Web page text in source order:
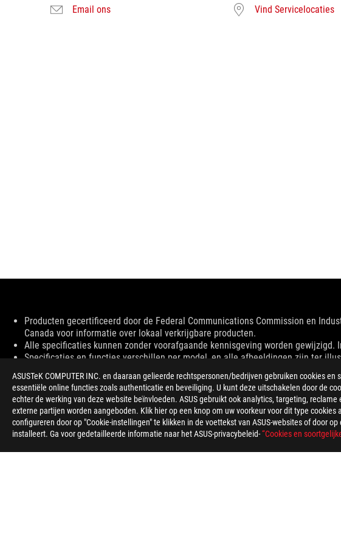
ASUSTeK COMPUTER INC. en daaraan gelieerde rechtspersonen/bedrijven gebruiken cookies
essentiële online functies zoals authenticatie en beveiliging. U kunt deze uitschakelen door de
echter de werking van deze website beïnvloeden. ASUS gebruikt ook analytics, targeting, reclame
externe partijen worden aangeboden. Klik hier op een knop om uw voorkeur voor dit type
configureren door op "Cookie-instellingen" te klikken in de voettekst van ASUS-websites of door
installeert. Ga voor gedetailleerde informatie naar het ASUS-privacybeleid-“Cookies en
Email ons Vind Servicelocaties
Disclaimer
Producten gecertificeerd door de Federal Communications Commission en
Canada voor informatie over lokaal verkrijgbare producten.
Alle specificaties kunnen zonder voorafgaande kennisgeving worden
Specificaties en functies verschillen per model, en alle afbeeldingen zijn ter
PCB kleur en meegeleverde softwareversies kunnen zonder voorafgaande
Genoemde merk- en productnamen zijn handelsmerken van hun respectieve
Tenzij anders aangegeven, zijn alle prestatieclaims gebaseerd op theoretische
De daadwerkelijke overdrachtssnelheid van USB 3.0, 3.1, 3.2 en/of Type-C is
factoren die verband houden met de systeemconfiguratie en uw
Wat betreft prijsinformatie heeft ASUS alleen het recht om een adviesprijs
De prijs is mogelijk exclusief extra kosten, waaronder belasting, verzendkosten,